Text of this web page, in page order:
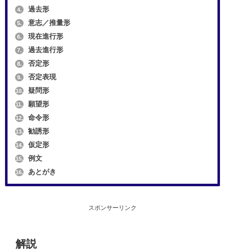
4. 過去形
5. 意志／推量形
6. 現在進行形
7. 過去進行形
8. 否定形
9. 否定表現
10. 疑問形
11. 願望形
12. 命令形
13. 勧誘形
14. 仮定形
15. 例文
16. あとがき
スポンサーリンク
解説